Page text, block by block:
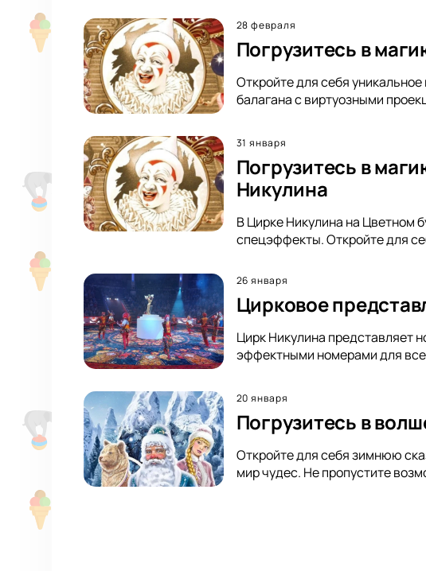
28 февраля
Погрузитесь в
Откройте для себя
балагана с виртуозными
31 января
Погрузитесь в
Никулина
В Цирке Никулина на Цветном
спецэффекты. Откройте для
26 января
Цирковое
Цирк Никулина представляет
эффектными номерами для
20 января
Погрузитесь в
Откройте для себя зимнюю
мир чудес. Не пропустите